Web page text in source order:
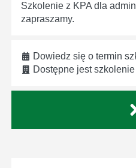
Szkolenie z KPA dla
zapraszamy.
Dowiedz się o termin
Dostępne jest